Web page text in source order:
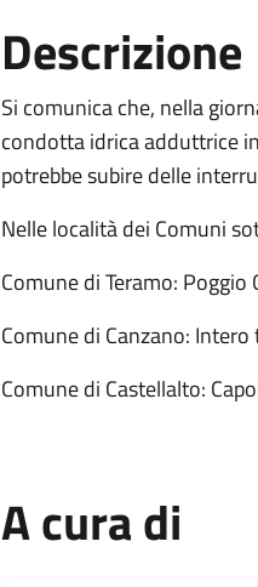
Descrizione
Si comunica che, nella
condotta idrica adduttrice
potrebbe subire delle
Nelle località dei Comuni
Comune di Teramo:
Comune di Canzano:
Comune di Castellalto:
A cura di